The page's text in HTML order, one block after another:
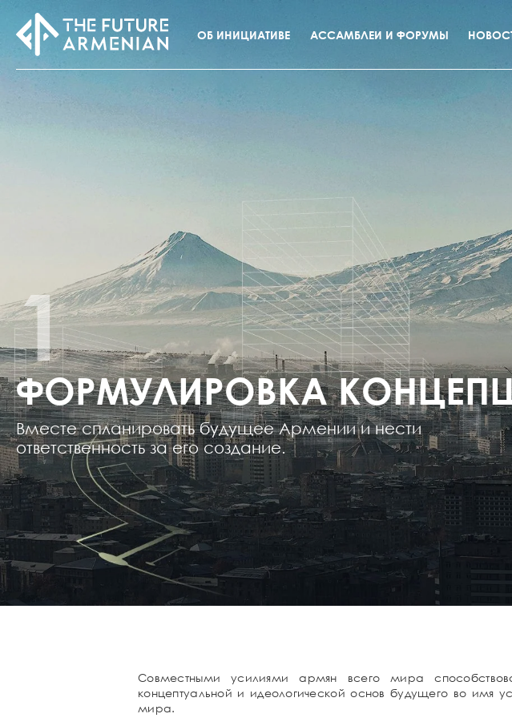
ОБ ИНИЦИАТИВЕ АССАМБЛЕИ И ФОРУМЫ
1
ФОРМУЛИРОВКА
Вместе спланировать будущее Армении и нести
ответственность за его создание.
Совместными усилиями армян всего мира
концептуальной и идеологической основ будущего во имя
мира.